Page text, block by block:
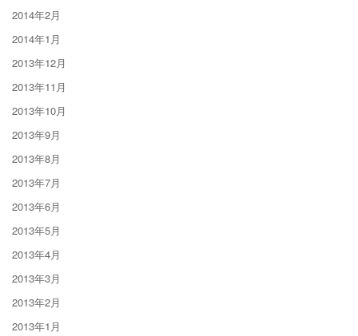
2014年2月
2014年1月
2013年12月
2013年11月
2013年10月
2013年9月
2013年8月
2013年7月
2013年6月
2013年5月
2013年4月
2013年3月
2013年2月
2013年1月